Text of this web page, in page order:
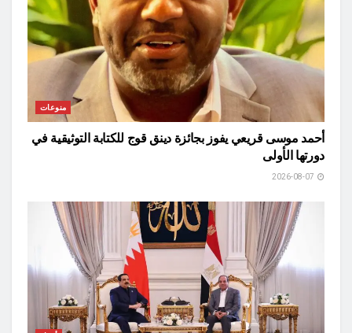
منوعات
أحمد موسى قريعي يفوز بجائزة دينق قوج للكتابة التوثيقية في
دورتها الأولى